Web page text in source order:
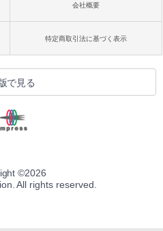
会社概要
特定商取引法に基づく表示
で見る
©2026
All rights reserved.